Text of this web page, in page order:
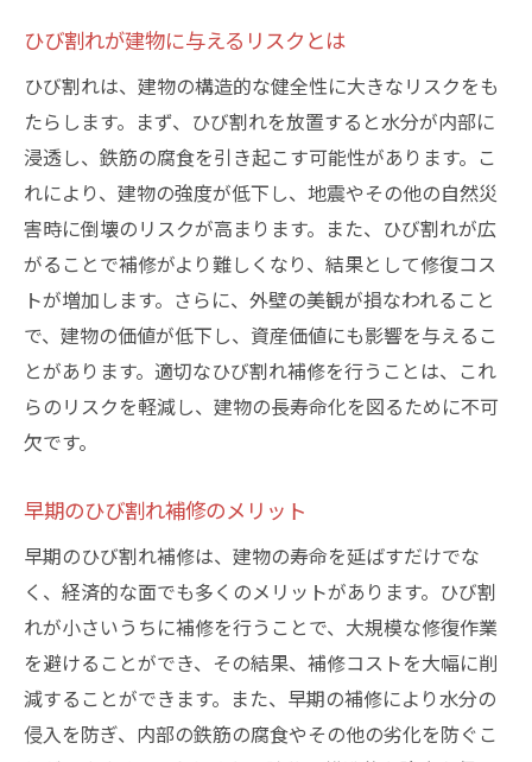
ひび割れ補修の基本ステップ
補修に必要な道具と材料
補修前に確認すべきポイント
補修後の維持管理の方法
プロに頼むべき補修のケース
DIYでの補修のリスクと注意点
ひび割れ補修の専門家が教える—渋谷区での最
適な補修タイミングと方法
ひび割れ補修の最適な時期
季節ごとのひび割れ対策
補修タイミングを見極める方法
費用対効果の高い補修方法
安心・安全な住環境を保つためのひび割れ補修
術—渋谷区での事例紹介
成功したひび割れ補修事例
渋谷区での補修前後のビフォーアフター
ひび割れが建物に与えるリスクとは
ひび割れは、建物の構造的な健全性に大きなリスクをも
たらします。まず、ひび割れを放置すると水分が内部に
浸透し、鉄筋の腐食を引き起こす可能性があります。こ
れにより、建物の強度が低下し、地震やその他の自然災
害時に倒壊のリスクが高まります。また、ひび割れが広
がることで補修がより難しくなり、結果として修復コス
トが増加します。さらに、外壁の美観が損なわれること
で、建物の価値が低下し、資産価値にも影響を与えるこ
とがあります。適切なひび割れ補修を行うことは、これ
らのリスクを軽減し、建物の長寿命化を図るために不可
欠です。
早期のひび割れ補修のメリット
早期のひび割れ補修は、建物の寿命を延ばすだけでな
く、経済的な面でも多くのメリットがあります。ひび割
れが小さいうちに補修を行うことで、大規模な修復作業
を避けることができ、その結果、補修コストを大幅に削
減することができます。また、早期の補修により水分の
侵入を防ぎ、内部の鉄筋の腐食やその他の劣化を防ぐこ